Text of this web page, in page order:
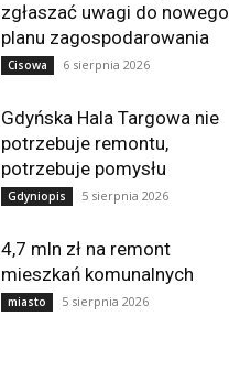
zgłaszać uwagi do nowego
planu zagospodarowania
Cisowa 6 sierpnia 2026
Gdyńska Hala Targowa nie
potrzebuje remontu,
potrzebuje pomysłu
Gdyniopis 5 sierpnia 2026
4,7 mln zł na remont
mieszkań komunalnych
miasto 5 sierpnia 2026